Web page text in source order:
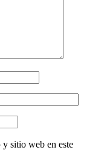
sitio web en este